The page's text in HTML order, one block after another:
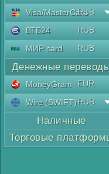
Visa/MasterCard
RUB
ВТБ24
RUB
МИР card
RUB
Денежные
MoneyGram
EUR
Wire (SWIFT)RUB
Наличные
Торговые